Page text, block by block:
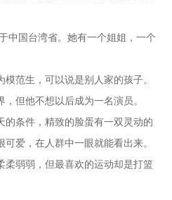
中国台湾省。她有一个姐姐，一个
范生，可以说是别人家的孩子。
但他不想以后成为一名演员。
的条件，精致的脸蛋有一双灵动的
爱，在人群中一眼就能看出来。
柔弱弱，但最喜欢的运动却是打篮